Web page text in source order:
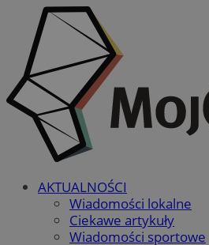
AKTUALNOŚCI
Wiadomości lokalne
Ciekawe artykuły
Wiadomości sportowe